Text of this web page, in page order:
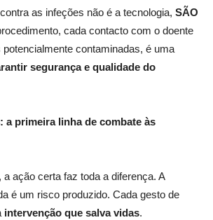
as infeções não é a tecnologia, SÃO
cada contacto com o doente
contaminadas, é uma
segurança e qualidade do
a primeira linha de combate às
a ação certa faz toda a diferença. A
é um risco produzido. Cada gesto de
intervenção que salva vidas.